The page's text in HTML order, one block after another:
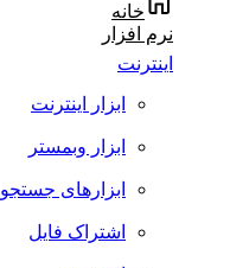
خانه
نرم افزار
اینترنت
ابزار اینترنت
ابزار وبمستر
ابزارهای جستجو
اشتراک فایل